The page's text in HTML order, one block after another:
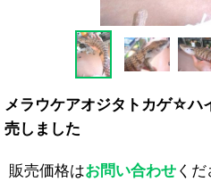
メラウケアオジタトカゲ☆ハ
売しました
販売価格はお問い合わせくだ